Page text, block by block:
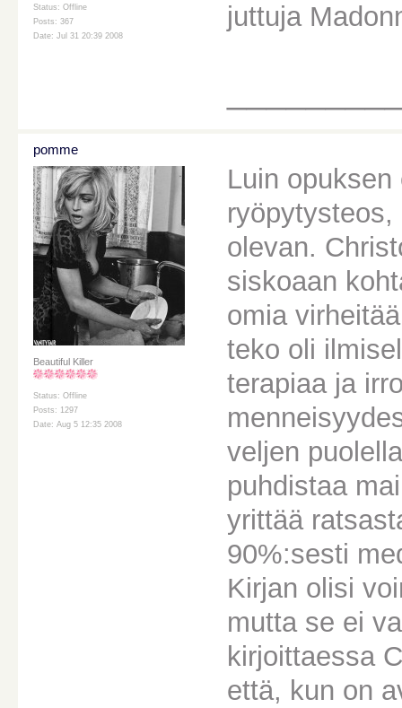
Status: Offline
Posts: 367
Date: Jul 31 20:39 2008
juttuja
pomme
Beautiful Killer
Status: Offline
Posts: 1297
Date: Aug 5 12:35 2008
Luin
olevan.
siskoaan
omia
teko oli
terapiaa ja
veljen
puhdistaa
yrittää
90%:sesti
Kirjan olisi
mutta se ei
kirjoittaessa
että, kun on